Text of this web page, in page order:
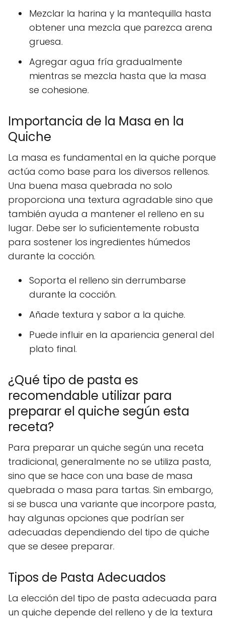
Mezclar la harina y la mantequilla hasta
obtener una mezcla que parezca arena
gruesa.
Agregar agua fría gradualmente
mientras se mezcla hasta que la masa
se cohesione.
Importancia de la Masa en la
Quiche
La masa es fundamental en la quiche porque
actúa como base para los diversos rellenos.
Una buena masa quebrada no solo
proporciona una textura agradable sino que
también ayuda a mantener el relleno en su
lugar. Debe ser lo suficientemente robusta
para sostener los ingredientes húmedos
durante la cocción.
Soporta el relleno sin derrumbarse
durante la cocción.
Añade textura y sabor a la quiche.
Puede influir en la apariencia general del
plato final.
¿Qué tipo de pasta es
recomendable utilizar para
preparar el quiche según esta
receta?
Para preparar un quiche según una receta
tradicional, generalmente no se utiliza pasta,
sino que se hace con una base de masa
quebrada o masa para tartas. Sin embargo,
si se busca una variante que incorpore pasta,
hay algunas opciones que podrían ser
adecuadas dependiendo del tipo de quiche
que se desee preparar.
Tipos de Pasta Adecuados
La elección del tipo de pasta adecuada para
un quiche depende del relleno y de la textura